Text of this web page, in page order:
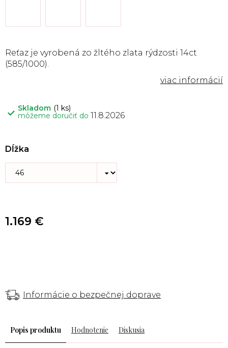
Skladom (1 ks)
môžeme doručiť do 11.8.2026
Dĺžka
Reťaz je vyrobená zo žltého zlata rýdzosti 14ct
(585/1000).
Informácie o bezpečnej doprave
1.169 €
Popis Hodnotenie Diskusia